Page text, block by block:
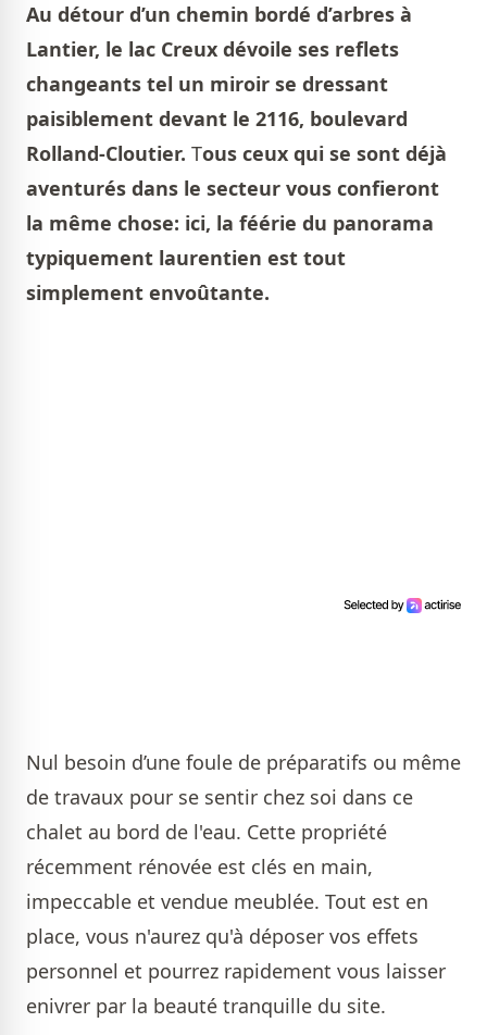
Au détour d’un chemin bordé d’arbres à
Lantier, le lac Creux dévoile ses reflets
changeants tel un miroir se dressant
paisiblement devant le 2116, boulevard
Rolland-Cloutier. Tous ceux qui se sont déjà
aventurés dans le secteur vous confieront
la même chose: ici, la féérie du panorama
typiquement laurentien est tout
simplement envoûtante.
Nul besoin d’une foule de préparatifs ou même
de travaux pour se sentir chez soi dans ce
chalet au bord de l'eau. Cette propriété
récemment rénovée est clés en main,
impeccable et vendue meublée. Tout est en
place, vous n'aurez qu'à déposer vos effets
personnel et pourrez rapidement vous laisser
enivrer par la beauté tranquille du site.